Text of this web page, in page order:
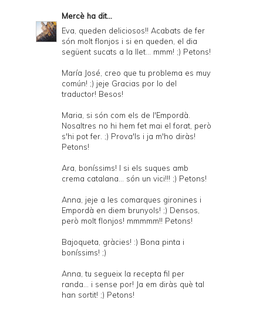
Mercè ha dit...
Eva, queden deliciosos!! Acabats de fer
són molt flonjos i si en queden, el dia
següent sucats a la llet... mmm! ;) Petons!
María José, creo que tu problema es muy
común! ;) jeje Gracias por lo del
traductor! Besos!
Maria, si són com els de l'Empordà.
Nosaltres no hi hem fet mai el forat, però
s'hi pot fer. ;) Prova'ls i ja m'ho diràs!
Petons!
Ara, boníssims! I si els suques amb
crema catalana... són un vici!!! ;) Petons!
Anna, jeje a les comarques gironines i
Empordà en diem brunyols! ;) Densos,
però molt flonjos! mmmmm!! Petons!
Bajoqueta, gràcies! :) Bona pinta i
boníssims! ;)
Anna, tu segueix la recepta fil per
randa... i sense por! Ja em diràs què tal
han sortit! ;) Petons!